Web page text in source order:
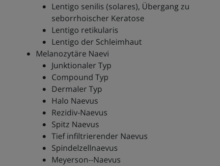
Lentigo senilis (solares), Übergang zu
seborrhoischer Keratose
Lentigo retikularis
Lentigo der Schleimhaut
Melanozytäre Naevi
Junktionaler Typ
Compound Typ
Dermaler Typ
Halo Naevus
Rezidiv-Naevus
Spitz Naevus
Tief infiltrierender Naevus
Spindelzellnaevus
Meyerson--Naevus